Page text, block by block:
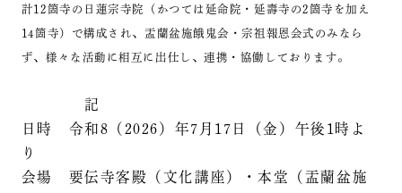
計12箇寺の日蓮宗寺院（かつては延命院・延壽寺の2箇寺を加え
14箇寺）で構成され、盂蘭盆施餓鬼会・宗祖報恩会式のみなら
ず、様々な活動に相互に出仕し、連携・協働しております。
記
日時 令和8（2026）年7月17日（金）午後1時よ
り
会場 要伝寺客殿（文化講座）・本堂（盂蘭盆施